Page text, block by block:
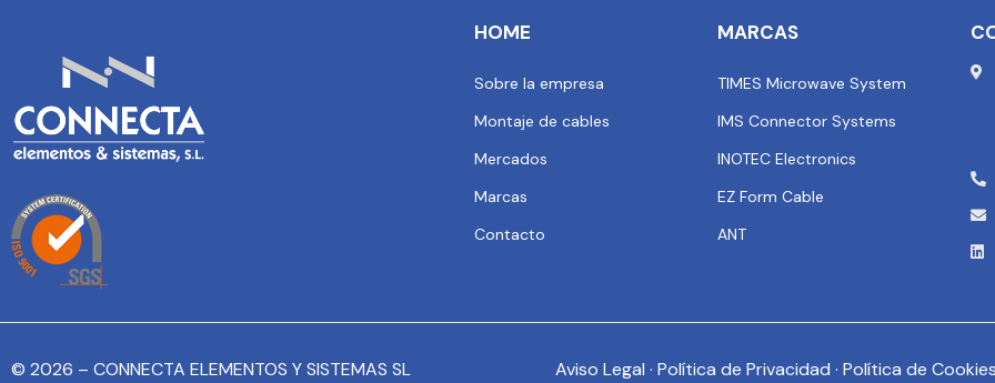
HOME
Sobre la empresa
Montaje de cables
Mercados
Marcas
Contacto
MARCAS
TIMES Microwave System
IMS Connector Systems
INOTEC Electronics
EZ Form Cable
ANT
© 2026 – CONNECTA ELEMENTOS Y SISTEMAS SL Aviso Legal · Política de Privacidad · Política de